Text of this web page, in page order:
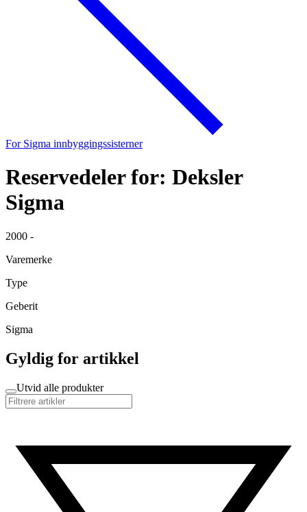
For Sigma innbyggingssisterner
Reservedeler for: Deksler
Sigma
2000 -
Varemerke
Type
Geberit
Sigma
Gyldig for artikkel
Utvid alle produkter